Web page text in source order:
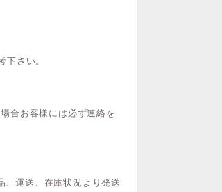
さい。
合お客様には必ず連絡を
、運送、在庫状況より発送